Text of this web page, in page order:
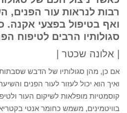
רבות לנראות עור הפנים,
ואף בטיפול בפצעי אקנה.
סגולותיו הרבים לטיפוח
| אלונה שכטר |
אם כן, מהן סגולותיו של הדבש
ואיך הוא יכול לעזור לעור הפנים
קוסמטיות מופלאות לשיקום העור
בוויטמינים, משמש כחומר אנטי